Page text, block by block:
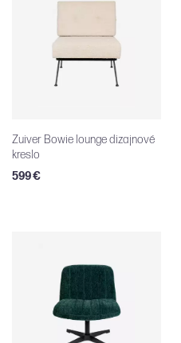
Zuiver Bowie lounge dizajnové
kreslo
599 €